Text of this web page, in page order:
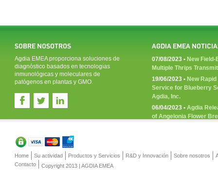
SOBRE NOSOTROS
Agdia EMEA proporciona soluciones de
diagnóstico basados en tecnologías
inmunológicas y moleculares de
patógenos en plantas y GMO.
AGDIA EMEA
07/08/2023 • New
Multiple Thrips
19/06/2023 • New
Service for Blueberry
Agdia, Inc.
06/04/2023 • Agdia
of Angelonia Flower
Home Su actividad Productos y Servicios R&D y Innovación Sobre nosotros
Contacto
Copyright 2013 | AGDIA EMEA